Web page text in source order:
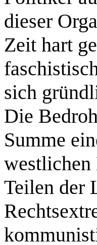
dieser
Zeit hart
sich
Die
Summe
westlichen
Teilen der